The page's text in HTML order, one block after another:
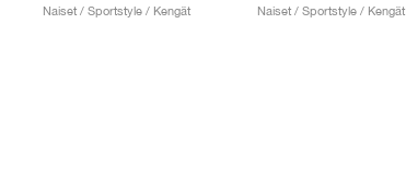
Naiset / Sportstyle / Kengät
Naiset / Sportstyle / Kengät